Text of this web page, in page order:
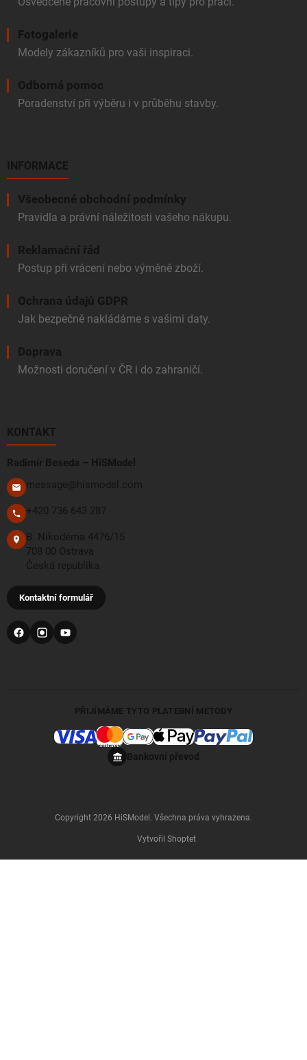
Fotogalerie
Modely zákazníků pro vaši inspiraci.
Odborná pomoc
Poradenství při výběru i v průběhu stavby.
INFORMACE
Všeobecné obchodní podmínky
Pravidla a právní náležitosti vašeho nákupu.
Reklamační řád
Postup při vrácení nebo výměně zboží.
Ochrana údajů GDPR
Jak bezpečně nakládáme s vašimi daty.
Doprava
Možnosti doručení v ČR i do zahraničí.
KONTAKT
Radimír Beseda – HiSModel
message@hismodel.com
+420 736 643 287
B. Nikodéma 4476/15
708 00 Ostrava
Česká republika
Kontaktní formulář
PŘIJÍMÁME TYTO PLATEBNÍ METODY
Bankovní převod
Vytvořil Shoptet
Copyright 2026 HiSModel . Všechna práva vyhrazena.